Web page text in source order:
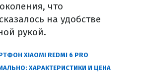
что
на удобстве
рукой.
XIAOMI REDMI 6 PRO
ХАРАКТЕРИСТИКИ И ЦЕНА